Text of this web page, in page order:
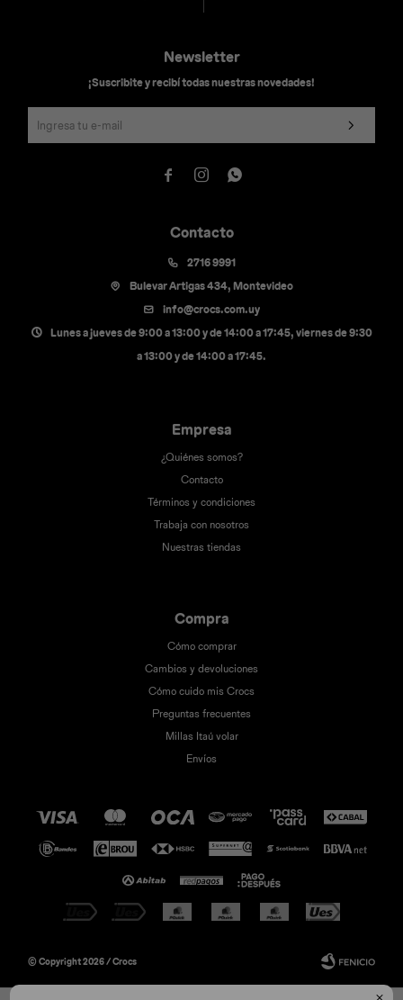
Contacto
2716 9991
Bulevar Artigas 434, Montevideo
info@crocs.com.uy
Lunes a jueves de 9:00 a 13:00 y de 14:00 a 17:45, viernes de 9:30
a 13:00 y de 14:00 a 17:45.
Empresa
¿Quiénes somos?
Contacto
Términos y condiciones
Trabaja con nosotros
Nuestras tiendas
Compra
Cómo comprar
Cambios y devoluciones
Cómo cuido mis Crocs
Preguntas frecuentes
Millas Itaú volar
Envíos
Newsletter
¡Suscribite y recibí todas nuestras novedades!
  
© Copyright 2026 / Crocs